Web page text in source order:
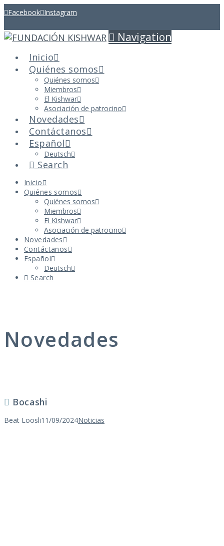
Facebook Instagram
Navigation
Inicio
Quiénes somos
Quiénes somos
Miembros
El Kishwar
Asociación de patrocino
Novedades
Contáctanos
Español
Deutsch
Search
Inicio
Quiénes somos
Quiénes somos
Miembros
El Kishwar
Asociación de patrocino
Novedades
Contáctanos
Español
Deutsch
Search
Novedades
Bocashi
Beat Loosli11/09/2024Noticias